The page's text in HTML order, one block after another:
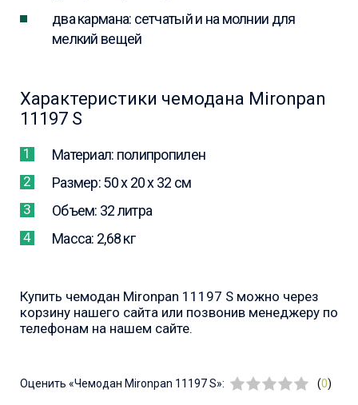
два кармана: сетчатый и на молнии для
мелкий вещей
Характеристики чемодана Mironpan
11197 S
Материал: полипропилен
Размер: 50 х 20 х 32 см
Объем: 32 литра
Масса: 2,68 кг
Купить чемодан Mironpan 11197 S можно через
корзину нашего сайта или позвонив менеджеру по
телефонам на нашем сайте.
Оценить «Чемодан Mironpan 11197 S»: (0)